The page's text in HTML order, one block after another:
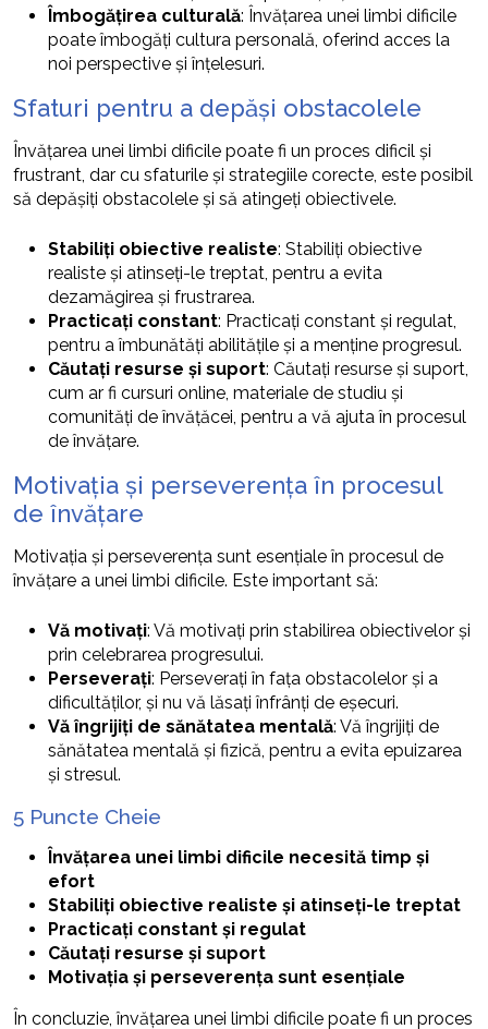
Îmbogățirea culturală: Învățarea unei limbi dificile
poate îmbogăți cultura personală, oferind acces la
noi perspective și înțelesuri.
Sfaturi pentru a depăși obstacolele
Învățarea unei limbi dificile poate fi un proces dificil și
frustrant, dar cu sfaturile și strategiile corecte, este posibil
să depășiți obstacolele și să atingeți obiectivele.
Stabiliți obiective realiste: Stabiliți obiective
realiste și atinseți-le treptat, pentru a evita
dezamăgirea și frustrarea.
Practicați constant: Practicați constant și regulat,
pentru a îmbunătăți abilitățile și a menține progresul.
Căutați resurse și suport: Căutați resurse și suport,
cum ar fi cursuri online, materiale de studiu și
comunități de învățăcei, pentru a vă ajuta în procesul
de învățare.
Motivația și perseverența în procesul
de învățare
Motivația și perseverența sunt esențiale în procesul de
învățare a unei limbi dificile. Este important să:
Vă motivați: Vă motivați prin stabilirea obiectivelor și
prin celebrarea progresului.
Perseverați: Perseverați în fața obstacolelor și a
dificultăților, și nu vă lăsați înfrânți de eșecuri.
Vă îngrijiți de sănătatea mentală: Vă îngrijiți de
sănătatea mentală și fizică, pentru a evita epuizarea
și stresul.
5 Puncte Cheie
Învățarea unei limbi dificile necesită timp și
efort
Stabiliți obiective realiste și atinseți-le treptat
Practicați constant și regulat
Căutați resurse și suport
Motivația și perseverența sunt esențiale
În concluzie, învățarea unei limbi dificile poate fi un proces